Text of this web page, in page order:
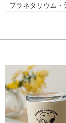
プラネタリウム・